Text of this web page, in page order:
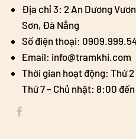
Địa chỉ 3: 2 An Dương
Sơn, Đà Nẵng
Số điện thoại:
Email: info@tramkhi.com
Thời gian hoạt động: Thứ
Thứ 7 – Chủ nhật: 8:00